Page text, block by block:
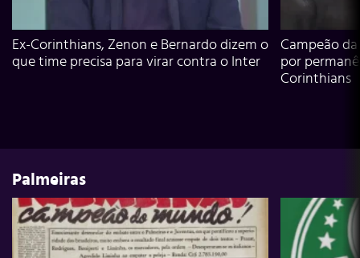
Ex-Corinthians, Zenon e Bernardo dizem o
que time precisa para virar contra o Inter
Campeão
por
Corinthians
Palmeiras